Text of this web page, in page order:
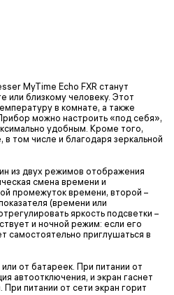
MyTime Echo FXR станут
или близкому человеку. Этот
в комнате, а также
можно настроить «под себя»,
удобным. Кроме того,
том числе и благодаря зеркальной
из двух режимов отображения
смена времени и
промежуток времени, второй –
(времени или
яркость подсветки –
и ночной режим: если его
самостоятельно приглушаться в
от батареек. При питании от
автоотключения, и экран гаснет
питании от сети экран горит